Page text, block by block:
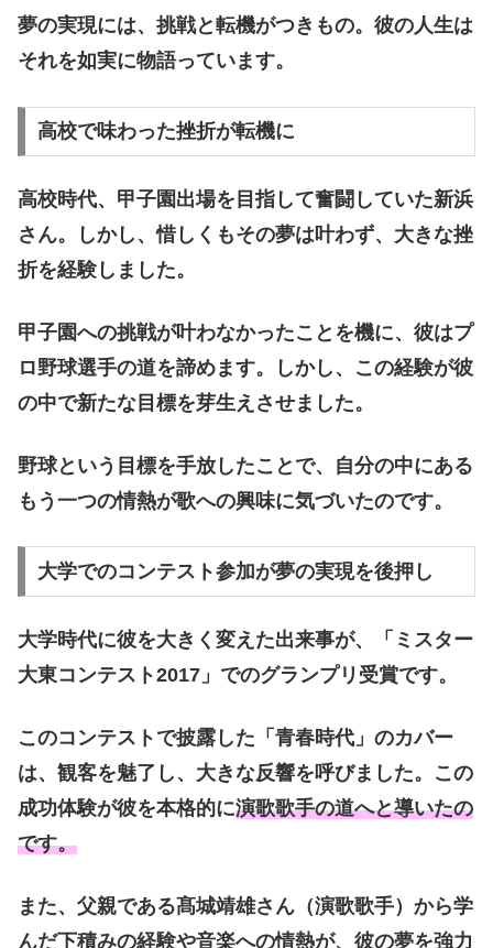
夢の実現には、挑戦と転機がつきもの。彼の人生は
それを如実に物語っています。
高校で味わった挫折が転機に
高校時代、甲子園出場を目指して奮闘していた新浜
さん。しかし、惜しくもその夢は叶わず、大きな挫
折を経験しました。
甲子園への挑戦が叶わなかったことを機に、彼はプ
ロ野球選手の道を諦めます。しかし、この経験が彼
の中で新たな目標を芽生えさせました。
野球という目標を手放したことで、自分の中にある
もう一つの情熱が歌への興味に気づいたのです。
大学でのコンテスト参加が夢の実現を後押し
大学時代に彼を大きく変えた出来事が、「ミスター
大東コンテスト2017」でのグランプリ受賞です。
このコンテストで披露した「青春時代」のカバー
は、観客を魅了し、大きな反響を呼びました。この
成功体験が彼を本格的に演歌歌手の道へと導いたの
です。
また、父親である髙城靖雄さん（演歌歌手）から学
んだ下積みの経験や音楽への情熱が、彼の夢を強力